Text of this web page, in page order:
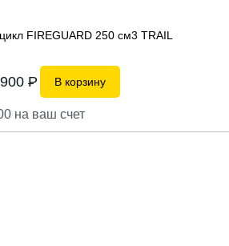
FIREGUARD 250 см3 TRAIL
P В корзину
на ваш счет